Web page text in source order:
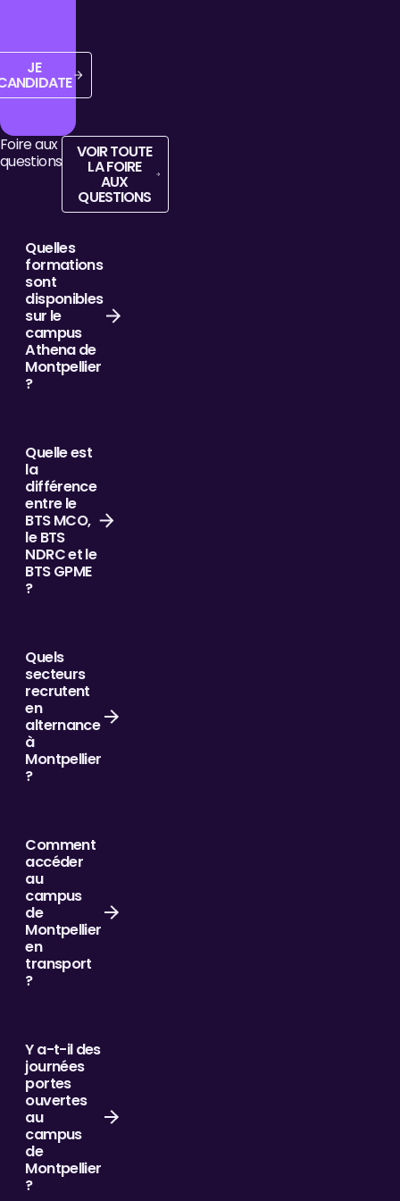
Je candidate
JE
Foire aux
questions
voir toute la foire aux questions
VOIR TOUTE
LA FOIRE
AUX
QUESTIONS
Quelles
formations
sont
disponibles
sur le
campus
Athena de
Montpellier
?
Quelle est
la
différence
entre le
BTS MCO,
le BTS
NDRC et le
BTS GPME
?
Quels
secteurs
recrutent
en
alternance
à
Montpellier
?
Comment
accéder
au
campus
de
Montpellier
en
transport
?
Y a-t-il des
journées
portes
ouvertes
au
campus
de
Montpellier
?